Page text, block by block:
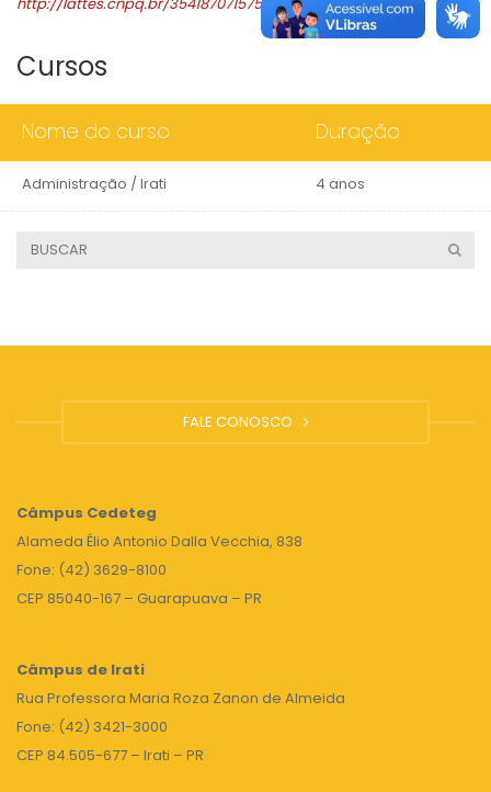
Cursos
Nome do curso Duração
Administração / Irati 4 anos
FALE CONOSCO
Câmpus Cedeteg
Alameda Élio Antonio Dalla Vecchia, 838
Fone: (42) 3629-8100
CEP 85040-167 – Guarapuava – PR
Câmpus de Irati
Rua Professora Maria Roza Zanon de Almeida
Fone: (42) 3421-3000
CEP 84.505-677 – Irati – PR